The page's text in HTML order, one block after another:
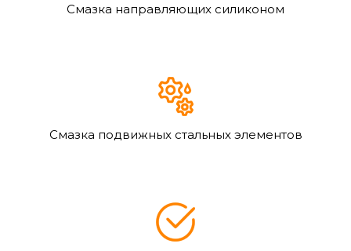
Смазка направляющих силиконом
Смазка подвижных стальных элементов